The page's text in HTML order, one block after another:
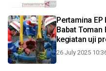
Pertamina
Babat Toman
kegiatan uji
26 July 2025